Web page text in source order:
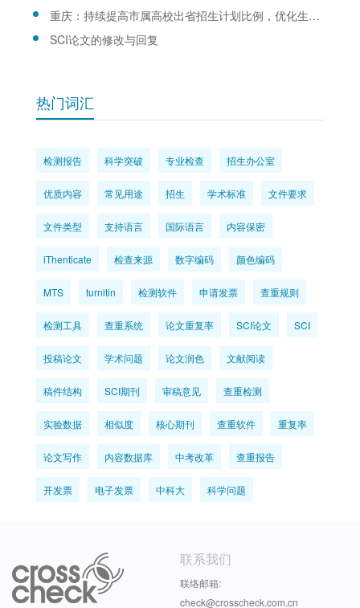
重庆：持续提高市属高校出省招生计划比例，优化生源结构
SCI论文的修改与回复
热门词汇
检测报告 科学突破 专业检查 招生办公室
优质内容 常见用途 招生 学术标准 文件要求
文件类型 支持语言 国际语言 内容保密
iThenticate 检查来源 数字编码 颜色编码
MTS turnitin 检测软件 申请发票 查重规则
检测工具 查重系统 论文重复率 SCI论文 SCI
投稿论文 学术问题 论文润色 文献阅读
稿件结构 SCI期刊 审稿意见 查重检测
实验数据 相似度 核心期刊 查重软件 重复率
论文写作 内容数据库 中考改革 查重报告
开发票 电子发票 中科大 科学问题
联系我们
联络邮箱:
check@crosscheck.com.cn